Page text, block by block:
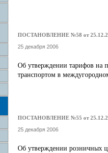
ПОСТАНОВЛЕНИЕ №58 от
25 декабря 2006
Об утверждении тарифов на
транспортом в
ПОСТАНОВЛЕНИЕ №55 от
25 декабря 2006
Об утверждении розничных